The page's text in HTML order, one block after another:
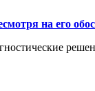
на его